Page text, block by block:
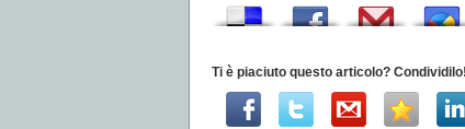
Ti è piaciuto questo articolo? Condividilo!